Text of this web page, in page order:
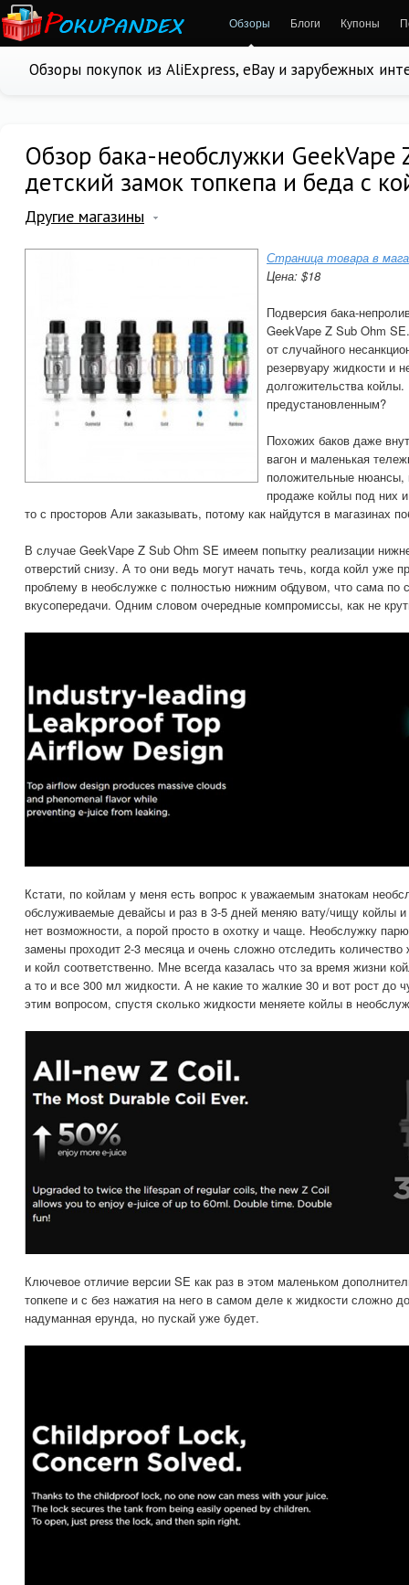
Обзоры Блоги Купоны
Обзоры покупок из AliExpress, eBay и зарубежных
Обзор бака-необслужки GeekVape
детский замок топкепа и беда с
Другие магазины
Страница товара в
Цена: $18
Подверсия бака-
GeekVape Z Sub Ohm
от случайного
резервуару жидкости и
долгожительства
предустановленным?
Похожих баков даже
вагон и маленькая
положительные нюансы,
продаже койлы под них
то с просторов Али заказывать, потому как найдутся в магазинах
В случае GeekVape Z Sub Ohm SE имеем попытку реализации
отверстий снизу. А то они ведь могут начать течь, когда койл уже
проблему в необслужке с полностью нижним обдувом, что сама по
вкусопередачи. Одним словом очередные компромиссы, как не
Кстати, по койлам у меня есть вопрос к уважаемым знатокам
обслуживаемые девайсы и раз в 3-5 дней меняю вату/чищу койлы
нет возможности, а порой просто в охотку и чаще. Необслужку
замены проходит 2-3 месяца и очень сложно отследить
и койл соответственно. Мне всегда казалась что за время жизни
а то и все 300 мл жидкости. А не какие то жалкие 30 и вот рост до
этим вопросом, спустя сколько жидкости меняете койлы в
Ключевое отличие версии SE как раз в этом маленьком
топкепе и с без нажатия на него в самом деле к жидкости сложно
надуманная ерунда, но пускай уже будет.